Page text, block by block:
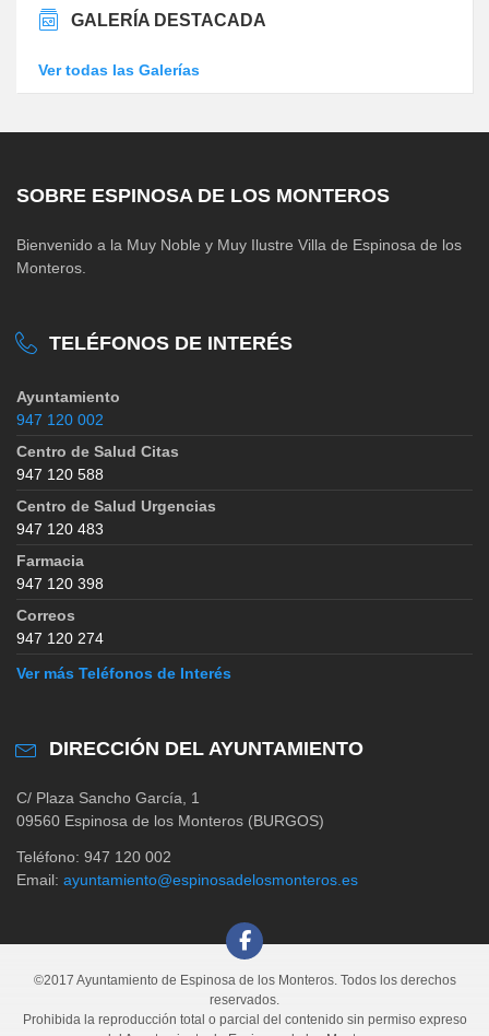
GALERÍA DESTACADA
Ver todas las Galerías
SOBRE ESPINOSA DE LOS MONTEROS
Bienvenido a la Muy Noble y Muy Ilustre Villa de Espinosa de los
Monteros.
TELÉFONOS DE INTERÉS
Ayuntamiento
947 120 002
Centro de Salud Citas
947 120 588
Centro de Salud Urgencias
947 120 483
Farmacia
947 120 398
Correos
947 120 274
Ver más Teléfonos de Interés
DIRECCIÓN DEL AYUNTAMIENTO
C/ Plaza Sancho García, 1
09560 Espinosa de los Monteros (BURGOS)
Teléfono: 947 120 002
Email: ayuntamiento@espinosadelosmonteros.es
©2017 Ayuntamiento de Espinosa de los Monteros. Todos los derechos
reservados.
Prohibida la reproducción total o parcial del contenido sin permiso expreso